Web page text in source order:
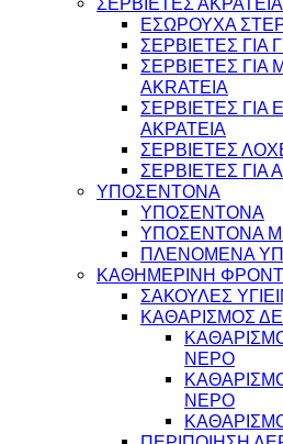
ΕΣΩΡΟΥΧΑ
ΣΕΡΒΙΕΤΕΣ ΓΙΑ
ΣΕΡΒΙΕΤΕΣ ΓΙΑ
AKRATEIA
ΣΕΡΒΙΕΤΕΣ ΓΙΑ
ΑΚΡΑΤΕΙΑ
ΣΕΡΒΙΕΤΕΣ
ΣΕΡΒΙΕΤΕΣ ΓΙΑ
ΥΠΟΣΕΝΤΟΝΑ
ΥΠΟΣΕΝΤΟΝΑ
ΥΠΟΣΕΝΤΟΝΑ
ΠΛΕΝΟΜΕΝΑ
ΚΑΘΗΜΕΡΙΝΗ
ΣΑΚΟΥΛΕΣ
ΚΑΘΑΡΙΣΜΟΣ
ΝΕΡΟ
ΝΕΡΟ